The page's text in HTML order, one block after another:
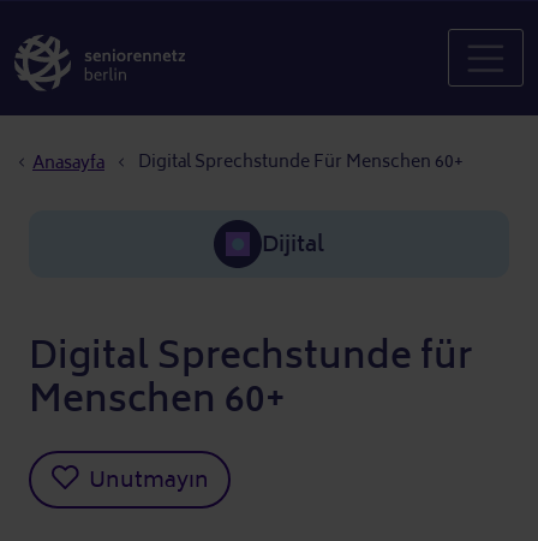
Anasayfa Digital Sprechstunde Für Menschen 60+
Dijital
Digital Sprechstunde für
Menschen 60+
Unutmayın